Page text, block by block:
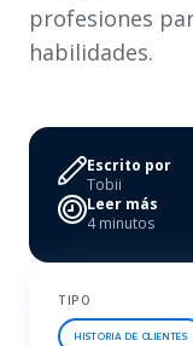
profesiones
habilidades.
Escrito por
Tobii
Leer más
4 minutos
TIPO
HISTORIA DE CLIENTES